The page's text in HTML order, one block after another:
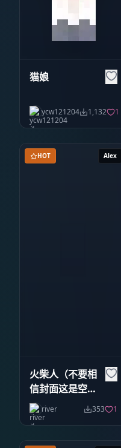
猫娘
ycw121204 1,132 1
Alex
HOT
火柴人（不要相
信封面这是空心
的）river 353 1